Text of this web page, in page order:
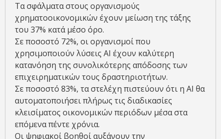
Τα σφάλματα στους οργανισμούς
χρηματοοικονομικών έχουν μείωση της τάξης
του 37% κατά μέσο όρο.
Σε ποσοστό 72%, οι οργανισμοί που
χρησιμοποιούν λύσεις AI έχουν καλύτερη
κατανόηση της συνολικότερης απόδοσης των
επιχειρηματικών τους δραστηριοτήτων.
Σε ποσοστό 83%, τα στελέχη πιστεύουν ότι η AI θα
αυτοματοποιήσει πλήρως τις διαδικασίες
κλεισίματος οικονομικών περιόδων μέσα στα
επόμενα πέντε χρόνια.
Οι ψηφιακοί βοηθοί αυξάνουν την